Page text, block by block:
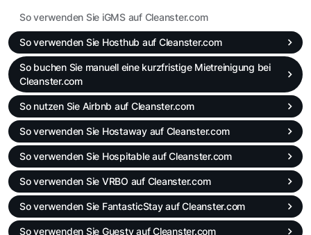
So verwenden Sie iGMS auf Cleanster.com
So verwenden Sie Hosthub auf Cleanster.com
So buchen Sie manuell eine kurzfristige Mietreinigung bei
Cleanster.com
So nutzen Sie Airbnb auf Cleanster.com
So verwenden Sie Hostaway auf Cleanster.com
So verwenden Sie Hospitable auf Cleanster.com
So verwenden Sie VRBO auf Cleanster.com
So verwenden Sie FantasticStay auf Cleanster.com
So verwenden Sie Guesty auf Cleanster.com